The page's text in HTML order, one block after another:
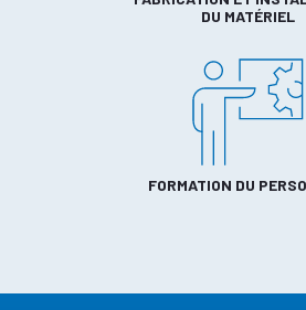
DU MATÉRIEL
FORMATION DU